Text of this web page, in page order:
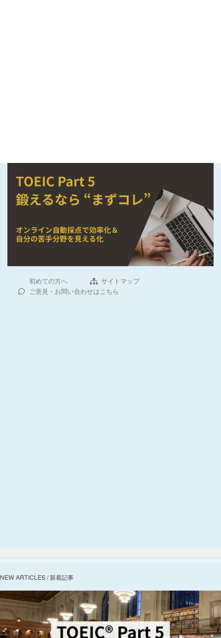
初めての方へ
サイトマップ
ご意見・お問い合わせはこちら
NEW ARTICLES / 新着記事